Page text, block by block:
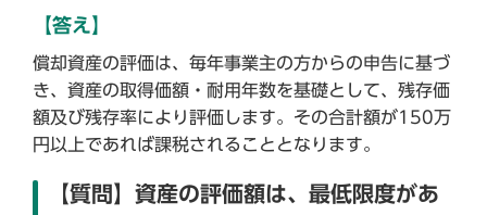
【答え】
償却資産の評価は、毎年事業主の方からの申告に基づ
き、資産の取得価額・耐用年数を基礎として、残存価
額及び残存率により評価します。その合計額が150万
円以上であれば課税されることとなります。
【質問】資産の評価額は、最低限度があ